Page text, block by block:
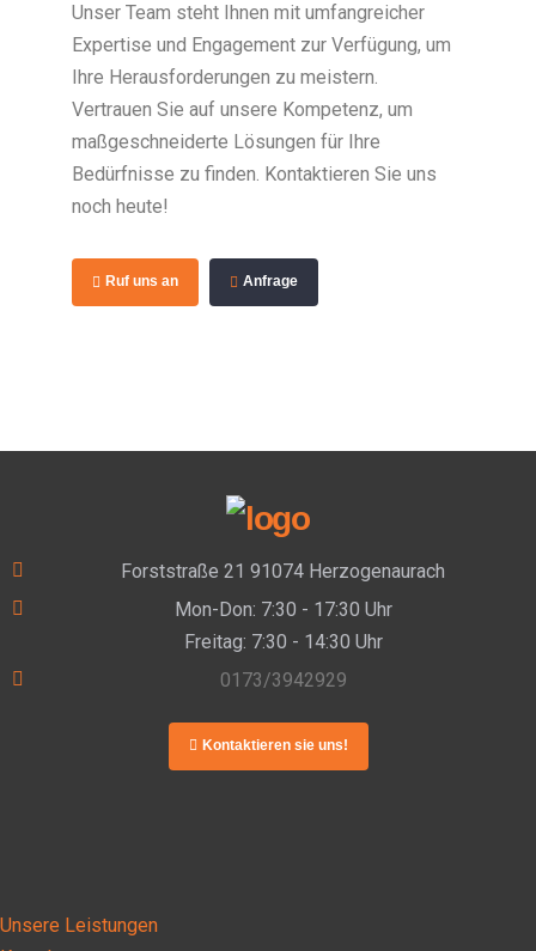
Unser Team steht Ihnen mit umfangreicher
Expertise und Engagement zur Verfügung, um
Ihre Herausforderungen zu meistern.
Vertrauen Sie auf unsere Kompetenz, um
maßgeschneiderte Lösungen für Ihre
Bedürfnisse zu finden. Kontaktieren Sie uns
noch heute!
Ruf uns an Anfrage
Forststraße 21 91074 Herzogenaurach
Mon-Don: 7:30 - 17:30 Uhr
Freitag: 7:30 - 14:30 Uhr
0173/3942929
Kontaktieren sie uns!
Unsere Leistungen